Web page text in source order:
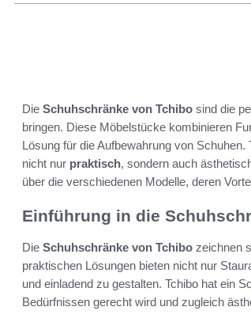
Die Schuhschränke von Tchibo sind die
bringen. Diese Möbelstücke kombinieren
Lösung für die Aufbewahrung von
nicht nur praktisch, sondern auch
über die verschiedenen Modelle, deren
Einführung in die
Die Schuhschränke von Tchibo zeichnen
praktischen Lösungen bieten nicht nur
und einladend zu gestalten. Tchibo hat ein
Bedürfnissen gerecht wird und zugleich